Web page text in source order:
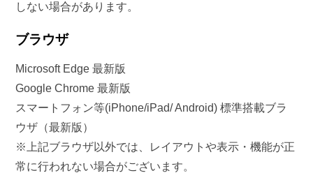
しない場合があります。
ブラウザ
Microsoft Edge 最新版
Google Chrome 最新版
スマートフォン等(iPhone/iPad/ Android) 標準搭載ブラ
ウザ（最新版）
※上記ブラウザ以外では、レイアウトや表示・機能が正
常に行われない場合がございます。